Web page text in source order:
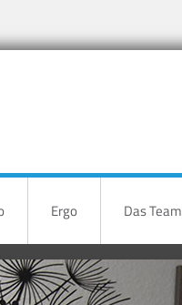
Ergo Das Team